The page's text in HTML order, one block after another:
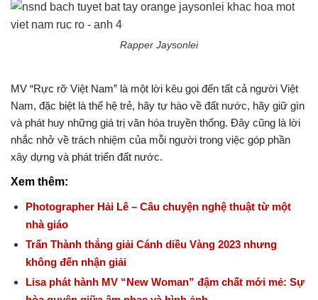
Rapper Jaysonlei
MV “Rực rỡ Việt Nam” là một lời kêu gọi đến tất cả người Việt
Nam, đặc biệt là thế hệ trẻ, hãy tự hào về đất nước, hãy giữ gìn
và phát huy những giá trị văn hóa truyền thống. Đây cũng là lời
nhắc nhở về trách nhiệm của mỗi người trong việc góp phần
xây dựng và phát triển đất nước.
Xem thêm:
Photographer Hải Lê – Câu chuyện nghệ thuật từ một
nhà giáo
Trấn Thành thắng giải Cánh diều Vàng 2023 nhưng
không đến nhận giải
Lisa phát hành MV “New Woman” đậm chất mới mẻ: Sự